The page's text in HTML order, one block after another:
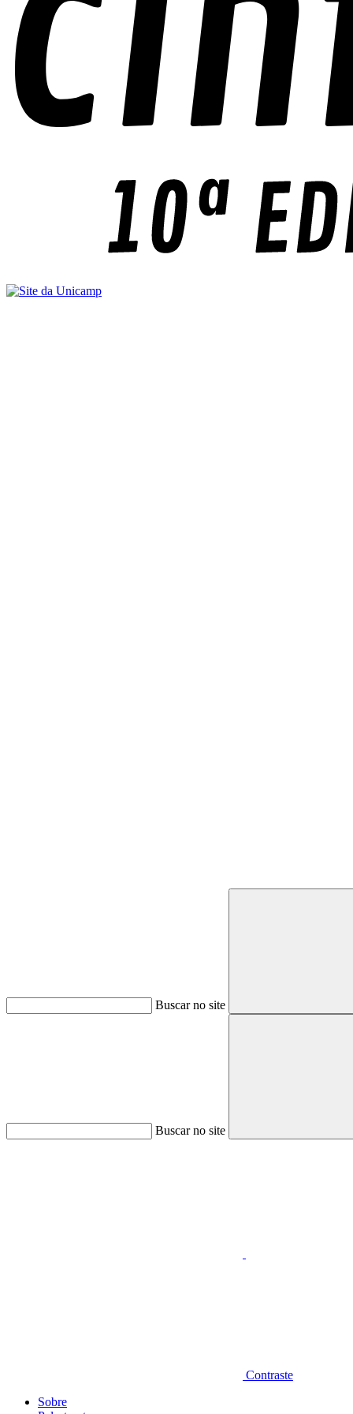
Buscar no site
Buscar no site
Contraste
Sobre